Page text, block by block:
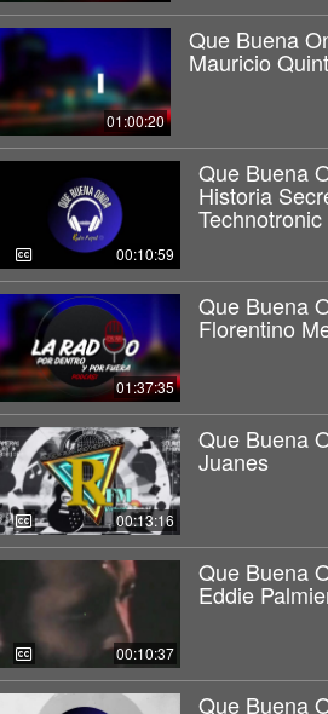
01:00:20
Que Buena
Mauricio
00:10:59
Que Buena
Historia
Technotronic
01:37:35
Que Buena
Florentino
00:13:16
Que Buena
Juanes
00:10:37
Que Buena
Eddie
Que Buena